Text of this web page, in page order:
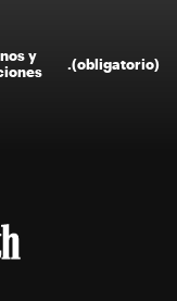
y
(obligatorio)